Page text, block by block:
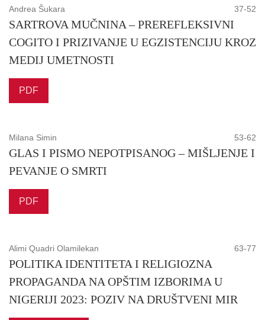
Andrea Šukara 37-52
SARTROVA MUČNINA – PREREFLEKSIVNI
COGITO I PRIZIVANJE U EGZISTENCIJU KROZ
MEDIJ UMETNOSTI
PDF
Milana Simin 53-62
GLAS I PISMO NEPOTPISANOG – MIŠLJENJE I
PEVANJE O SMRTI
PDF
Alimi Quadri Olamilekan 63-77
POLITIKA IDENTITETA I RELIGIOZNA
PROPAGANDA NA OPŠTIM IZBORIMA U
NIGERIJI 2023: POZIV NA DRUŠTVENI MIR